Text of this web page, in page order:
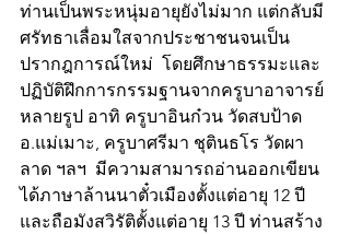
ท่านเป็นพระหนุ่มอายุยังไม่มาก แต่กลับมี
ศรัทธาเลื่อมใสจากประชาชนจนเป็น
ปรากฎการณ์ใหม่  โดยศึกษาธรรมะและ
ปฏิบัติฝึกการกรรมฐานจากครูบาอาจารย์
หลายรูป อาทิ ครูบาอินก๋วน วัดสบป้าด
อ.แม่เมาะ, ครูบาศรีมา ชุตินธโร วัดผา
ลาด ฯลฯ  มีความสามารถอ่านออกเขียน
ได้ภาษาล้านนาตั๋วเมืองตั้งแต่อายุ 12 ปี
และถือมังสวิรัติตั้งแต่อายุ 13 ปี ท่านสร้าง